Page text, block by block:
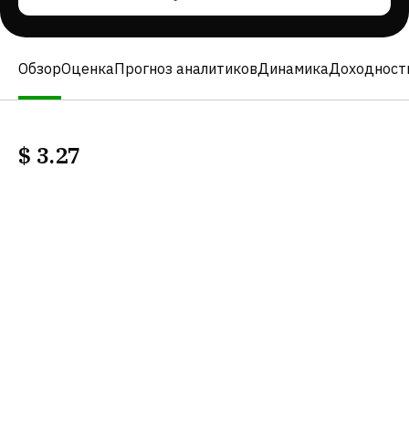
ОбзорОценкаПрогноз аналитиковДинамика
$ 3.27